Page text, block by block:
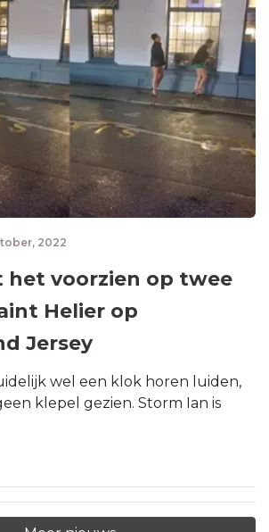
2022
voorzien op twee
Helier op
Jersey
wel een klok horen luiden,
klepel gezien. Storm Ian is